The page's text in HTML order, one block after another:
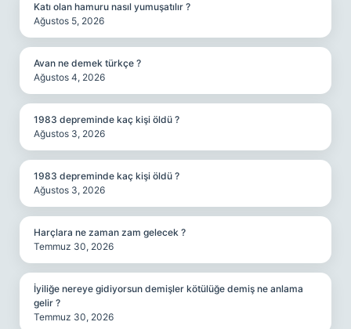
Katı olan hamuru nasıl yumuşatılır ?
Ağustos 5, 2026
Avan ne demek türkçe ?
Ağustos 4, 2026
1983 depreminde kaç kişi öldü ?
Ağustos 3, 2026
1983 depreminde kaç kişi öldü ?
Ağustos 3, 2026
Harçlara ne zaman zam gelecek ?
Temmuz 30, 2026
İyiliğe nereye gidiyorsun demişler kötülüğe demiş ne anlama
gelir ?
Temmuz 30, 2026